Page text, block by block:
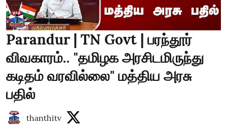
Parandur | TN Govt | பரந்தூர்
விவகாரம்.. "தமிழக அரசிடமிருந்து
கடிதம் வரவில்லை" மத்திய அரசு
பதில்
thanthitv